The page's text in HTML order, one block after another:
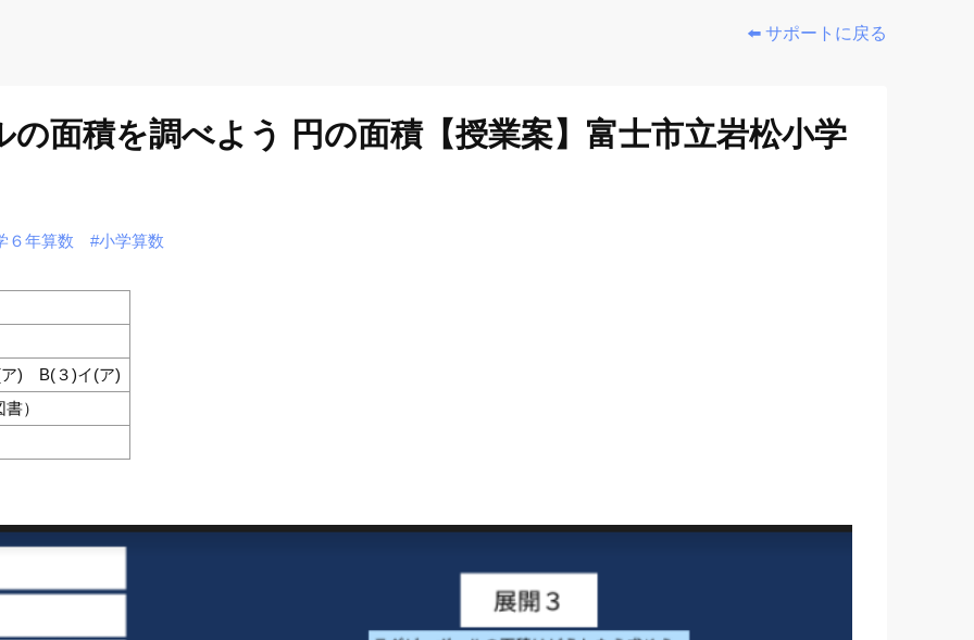
⬅️ サポートに戻る
面積を調べよう 円の面積【授業案】富士市立岩松小学
６年算数 #小学算数
) B(３)イ(ア)
）